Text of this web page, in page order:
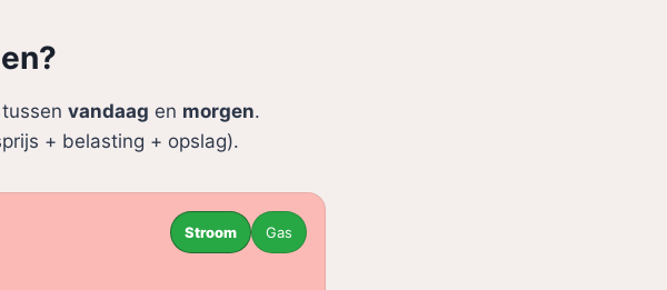
vandaag en morgen.
+ belasting + opslag).
Stroom Gas